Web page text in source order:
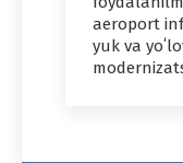
aeroport
yuk va